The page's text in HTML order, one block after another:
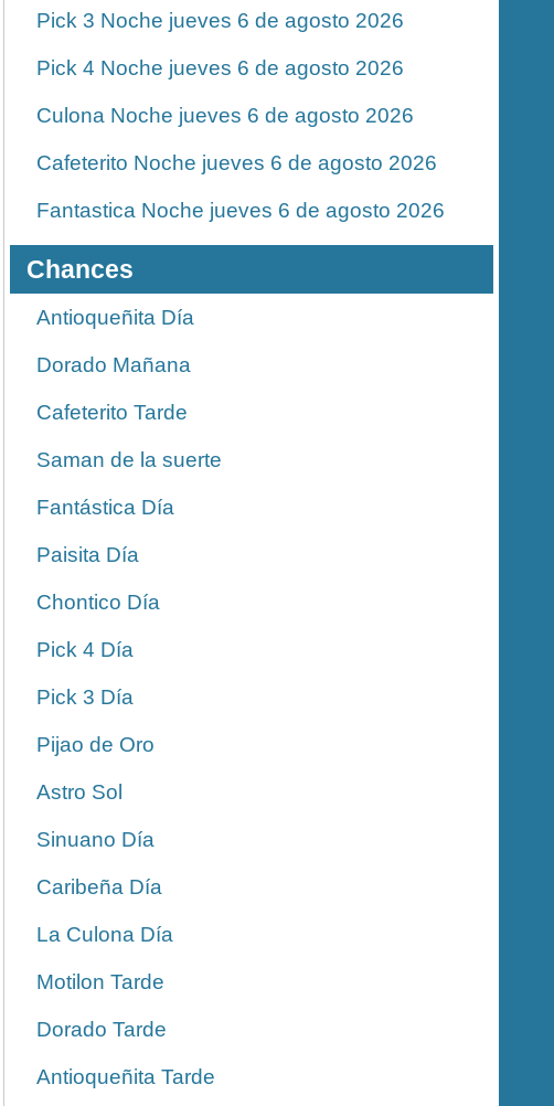
Pick 3 Noche jueves 6 de agosto 2026
Pick 4 Noche jueves 6 de agosto 2026
Culona Noche jueves 6 de agosto 2026
Cafeterito Noche jueves 6 de agosto 2026
Fantastica Noche jueves 6 de agosto 2026
Chances
Antioqueñita Día
Dorado Mañana
Cafeterito Tarde
Saman de la suerte
Fantástica Día
Paisita Día
Chontico Día
Pick 4 Día
Pick 3 Día
Pijao de Oro
Astro Sol
Sinuano Día
Caribeña Día
La Culona Día
Motilon Tarde
Dorado Tarde
Antioqueñita Tarde